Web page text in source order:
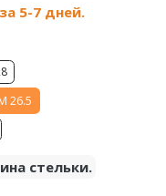
5-7 дней.
26.5
стельки.